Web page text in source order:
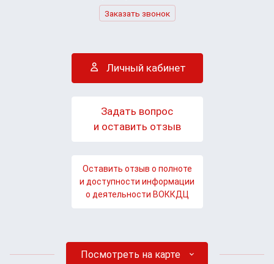
Заказать звонок
Личный кабинет
Задать вопрос
и оставить отзыв
Оставить отзыв о полноте
и доступности информации
о деятельности ВОККДЦ
Посмотреть на карте